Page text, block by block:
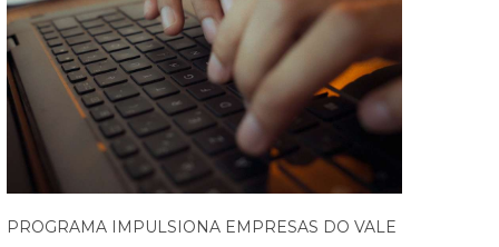
SPATEN TISCH CHEGA À OKTOBERFEST DE
BLUMENAU PARA CELEBRAR O RITUAL DA
CERVEJA E DOS ENCONTROS